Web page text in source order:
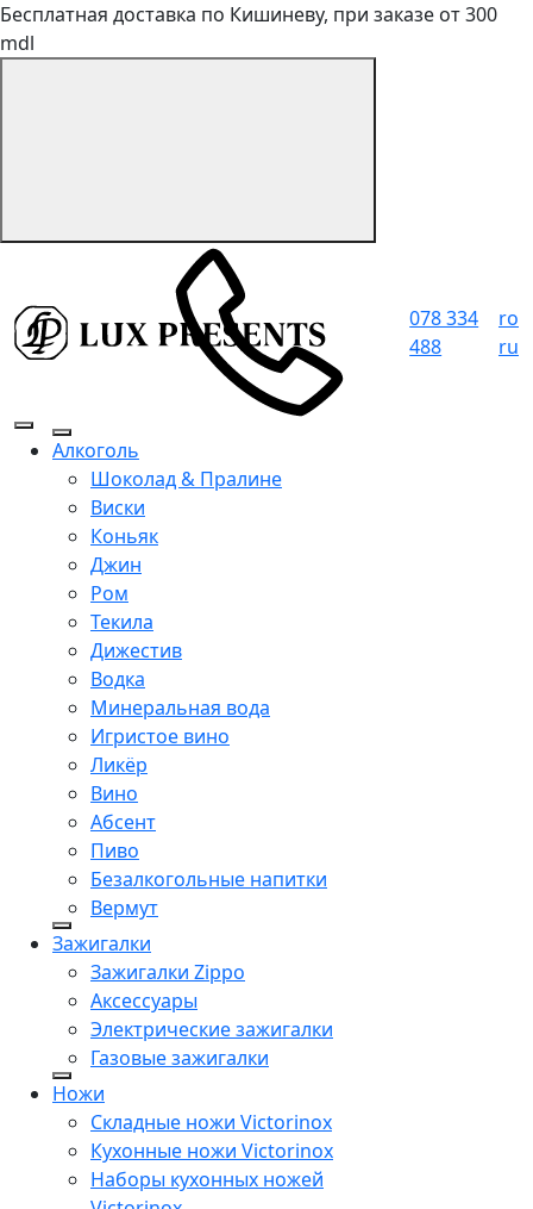
Бесплатная доставка по Кишиневу, при заказе от 300
mdl
078 334
488
ro
ru
Алкоголь
Шоколад & Пралине
Виски
Коньяк
Джин
Ром
Текила
Дижестив
Водка
Минеральная вода
Игристое вино
Ликёр
Вино
Абсент
Пиво
Безалкогольные напитки
Вермут
Зажигалки
Зажигалки Zippo
Аксессуары
Электрические зажигалки
Газовые зажигалки
Ножи
Складные ножи Victorinox
Кухонные ножи Victorinox
Наборы кухонных ножей